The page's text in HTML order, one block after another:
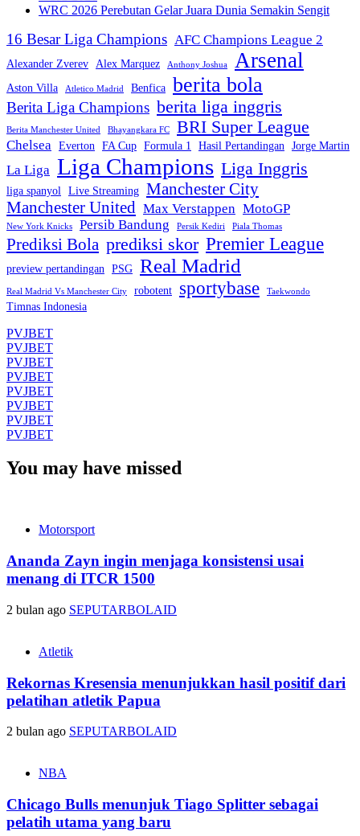
WRC 2026 Perebutan Gelar Juara Dunia Semakin Sengit
16 Besar Liga Champions AFC Champions League 2
Alexander Zverev Alex Marquez Anthony Joshua Arsenal
Aston Villa Atletico Madrid Benfica berita bola
Berita Liga Champions berita liga inggris
Berita Manchester United Bhayangkara FC BRI Super League
Chelsea Everton FA Cup Formula 1 Hasil Pertandingan Jorge Martin
La Liga Liga Champions Liga Inggris
liga spanyol Live Streaming Manchester City
Manchester United Max Verstappen MotoGP
New York Knicks Persib Bandung Persik Kediri Piala Thomas
Prediksi Bola prediksi skor Premier League
preview pertandingan PSG Real Madrid
Real Madrid Vs Manchester City robotent sportybase Taekwondo
Timnas Indonesia
PVJBET
PVJBET
PVJBET
PVJBET
PVJBET
PVJBET
PVJBET
PVJBET
You may have missed
Motorsport
Ananda Zayn ingin menjaga konsistensi usai
menang di ITCR 1500
2 bulan ago SEPUTARBOLAID
Atletik
Rekornas Kresensia menunjukkan hasil positif dari
pelatihan atletik Papua
2 bulan ago SEPUTARBOLAID
NBA
Chicago Bulls menunjuk Tiago Splitter sebagai
pelatih utama yang baru